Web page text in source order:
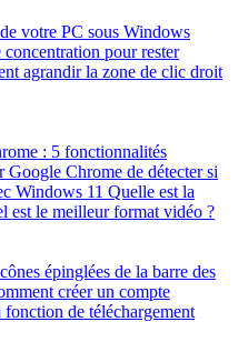
votre PC sous Windows
pour rester
agrandir la zone de clic droit
: 5 fonctionnalités
Google Chrome de détecter si
Windows 11 Quelle est la
est le meilleur format vidéo ?
épinglées de la barre des
créer un compte
de téléchargement